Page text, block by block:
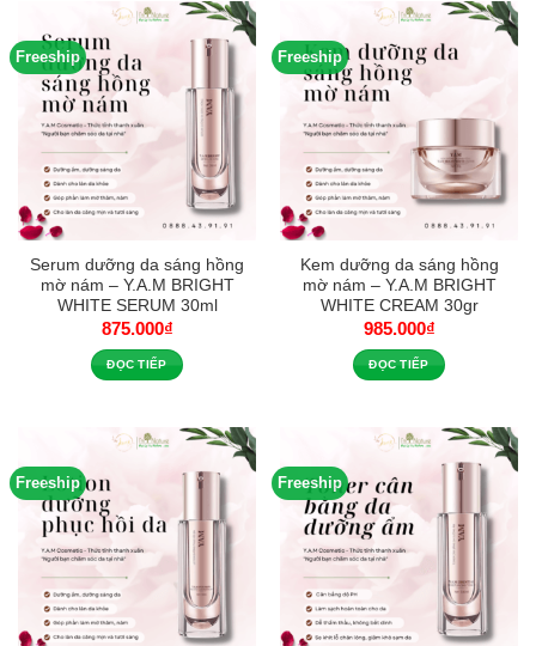
Freeship
Serum dưỡng da sáng hồng
mờ nám – Y.A.M BRIGHT
WHITE SERUM 30ml
875.000₫
ĐỌC TIẾP
Freeship
Kem dưỡng da sáng hồng
mờ nám – Y.A.M BRIGHT
WHITE CREAM 30gr
985.000₫
ĐỌC TIẾP
Freeship Freeship